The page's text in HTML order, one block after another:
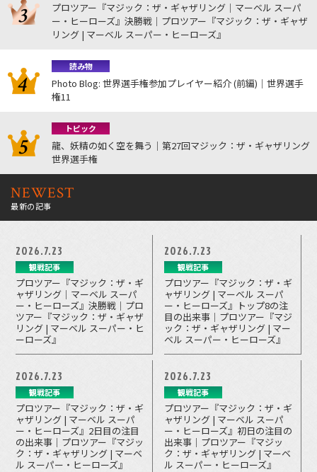
プロツアー『マジック：ザ・ギャザリング｜マーベル スーパ
ー・ヒーローズ』決勝戦｜プロツアー『マジック：ザ・ギャザ
リング | マーベル スーパー・ヒーローズ』
読み物
Photo Blog: 世界選手権参加プレイヤー紹介 (前編)｜世界選手
権11
トピック
龍、妖精の如く空を舞う｜第27回マジック：ザ・ギャザリング
世界選手権
NEWEST
最新の記事
2026.7.23
観戦記事
プロツアー『マジック：ザ・ギ
ャザリング｜マーベル スーパ
ー・ヒーローズ』決勝戦｜プロ
ツアー『マジック：ザ・ギャザ
リング | マーベル スーパー・ヒ
ーローズ』
2026.7.23
観戦記事
プロツアー『マジック：ザ・ギ
ャザリング | マーベル スーパ
ー・ヒーローズ』トップ8の注
目の出来事｜プロツアー『マジ
ック：ザ・ギャザリング | マー
ベル スーパー・ヒーローズ』
2026.7.23
観戦記事
プロツアー『マジック：ザ・ギ
ャザリング | マーベル スーパ
ー・ヒーローズ』2日目の注目
の出来事｜プロツアー『マジッ
ク：ザ・ギャザリング | マーベ
ル スーパー・ヒーローズ』
2026.7.23
観戦記事
プロツアー『マジック：ザ・ギ
ャザリング | マーベル スーパ
ー・ヒーローズ』初日の注目の
出来事｜プロツアー『マジッ
ク：ザ・ギャザリング | マーベ
ル スーパー・ヒーローズ』